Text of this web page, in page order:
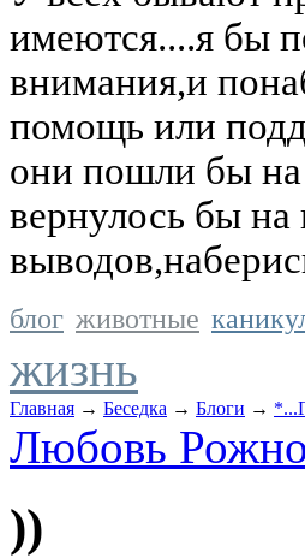
имеются....я бы
внимания,и
помощь или
они пошли бы на
вернулось бы
блог животные
жизнь
Главная → Беседка → Блоги →
Любовь
))